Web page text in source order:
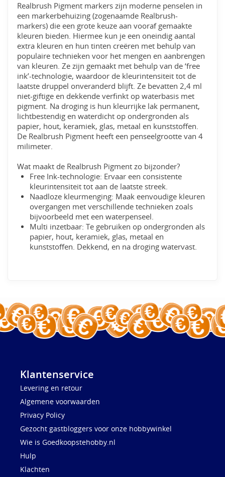
Realbrush Pigment markers zijn moderne penselen in
een markerbehuizing (zogenaamde Realbrush-
markers) die een grote keuze aan vooraf gemaakte
kleuren bieden. Hiermee kun je een oneindig aantal
extra kleuren en hun tinten creëren met behulp van
populaire technieken voor het mengen en aanbrengen
van kleuren. Ze zijn gemaakt met behulp van de ‘free
ink’-technologie, waardoor de kleurintensiteit tot de
laatste druppel onveranderd blijft. Ze bevatten 2,4 ml
niet-giftige en dekkende verfinkt op waterbasis met
pigment. Na droging is hun kleurrijke lak permanent,
lichtbestendig en waterdicht op ondergronden als
papier, hout, keramiek, glas, metaal en kunststoffen.
De Realbrush Pigment heeft een penseelgrootte van 4
milimeter.
Wat maakt de Realbrush Pigment zo bijzonder?
Free Ink-technologie: Ervaar een consistente
kleurintensiteit tot aan de laatste streek.
Naadloze kleurmenging: Maak eenvoudige kleuren
overgangen met verschillende technieken zoals
bijvoorbeeld met een waterpenseel.
Multi inzetbaar: Te gebruiken op ondergronden als
papier, hout, keramiek, glas, metaal en
kunststoffen. Dekkend, en na droging watervast.
Klantenservice
Levering en retour
Algemene voorwaarden
Privacy Policy
Gezocht gastbloggers voor onze hobbywinkel
Wie is Goedkoopstehobby.nl
Hulp
Klachten